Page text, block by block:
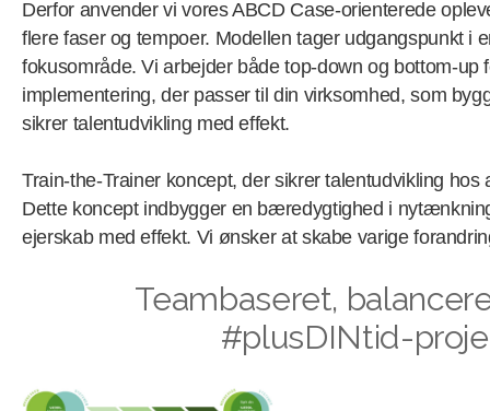
Derfor anvender vi vores ABCD Case-orienterede
flere faser og tempoer. Modellen tager udgangspunkt i
fokusområde. Vi arbejder både top-down og bottom-up
implementering, der passer til din virksomhed, som
sikrer talentudvikling med effekt.
Train-the-Trainer koncept, der sikrer talentudvikling
Dette koncept indbygger en bæredygtighed i
ejerskab med effekt. Vi ønsker at skabe varige
Teambaseret,
#plusDINtid-